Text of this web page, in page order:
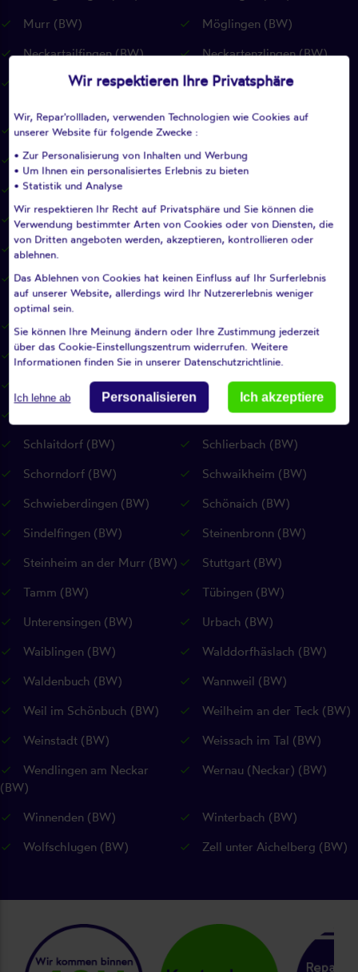
Murr (BW)
Möglingen (BW)
Neckartailfingen (BW)
Neckartenzlingen (BW)
Neuffen (BW)
Neuhausen auf den Fildern
Notzingen (BW)
Oberboihingen (BW)
Ohmden (BW)
Ostfildern (BW)
Pfullingen (BW)
Pleidelsheim (BW)
Pliezhausen (BW)
Plochingen (BW)
Plüderhausen (BW)
Reichenbach an der Fils
(BW)
Remseck am Neckar (BW)
Remshalden (BW)
Renningen (BW)
Reutlingen (BW)
Riederich (BW)
Rudersberg (BW)
Rutesheim (BW)
Sankt Johann (RP)
Schlaitdorf (BW)
Schlierbach (BW)
Schorndorf (BW)
Schwaikheim (BW)
Schwieberdingen (BW)
Schönaich (BW)
Sindelfingen (BW)
Steinenbronn (BW)
Steinheim an der Murr (BW)
Stuttgart (BW)
Tamm (BW)
Tübingen (BW)
Unterensingen (BW)
Urbach (BW)
Waiblingen (BW)
Walddorfhäslach (BW)
Waldenbuch (BW)
Wannweil (BW)
Weil im Schönbuch (BW)
Weilheim an der Teck (BW)
Weinstadt (BW)
Weissach im Tal (BW)
Wendlingen am Neckar
(BW)
Wernau (Neckar) (BW)
Winnenden (BW)
Winterbach (BW)
Wolfschlugen (BW)
Zell unter Aichelberg (BW)
Wir respektieren Ihre Privatsphäre
Wir, Repar'rollladen, verwenden Technologien wie Cookies auf
unserer Website für folgende Zwecke :
• Zur Personalisierung von Inhalten und Werbung
• Um Ihnen ein personalisiertes Erlebnis zu bieten
• Statistik und Analyse
Wir respektieren Ihr Recht auf Privatsphäre und Sie können die
Verwendung bestimmter Arten von Cookies oder von Diensten, die
von Dritten angeboten werden, akzeptieren, kontrollieren oder
ablehnen.
Das Ablehnen von Cookies hat keinen Einfluss auf Ihr Surferlebnis
auf unserer Website, allerdings wird Ihr Nutzererlebnis weniger
optimal sein.
Sie können Ihre Meinung ändern oder Ihre Zustimmung jederzeit
über das Cookie-Einstellungszentrum widerrufen. Weitere
Informationen finden Sie in unserer Datenschutzrichtlinie.
Ich lehne ab Personalisieren Ich akzeptiere